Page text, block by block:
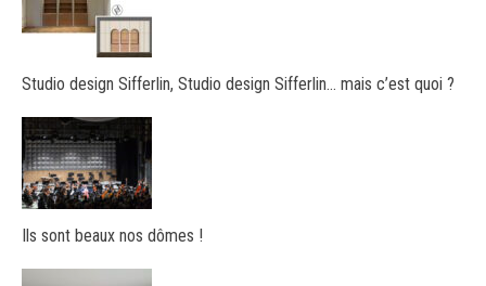
Studio design Sifferlin, Studio design Sifferlin… mais c’est quoi ?
Ils sont beaux nos dômes !